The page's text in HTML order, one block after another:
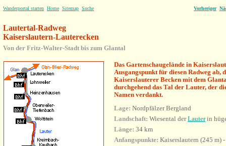
Wanderportal starten Home Sitemap Suche Vorheriger
Lautertal-Radweg
Kaiserslautern-Lauterecken
Von der Fritz-Walter-Stadt bis zum Glantal
Das Gartenschaugelände in
Ausgangspunkt für diesen Radweg ab,
Kaiserslauterer Becken mit dem
durchgehend das Tal der Lauter, der
Namen verdankt.
Lage: Nordpfälzer Bergland
Landschaft: Wiesental derLauterin
Länge: 34 km
Anfangspunkte: Kaiserslautern (245 m)